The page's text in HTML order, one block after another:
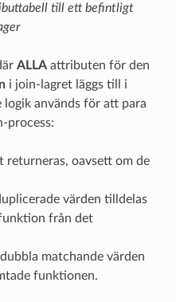
till ett befintligt
ALLAattributen för den
i join-lagret läggs till i
används för att para
process:
oavsett om de
värden tilldelas
från det
matchande värden
funktionen.